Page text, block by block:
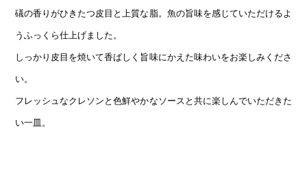
礒の香りがひきたつ皮目と上質な脂。魚の旨味を感じていただけるよ
うふっくら仕上げました。
しっかり皮目を焼いて香ばしく旨味にかえた味わいをお楽しみくださ
い。
フレッシュなクレソンと色鮮やかなソースと共に楽しんでいただきた
い一皿。